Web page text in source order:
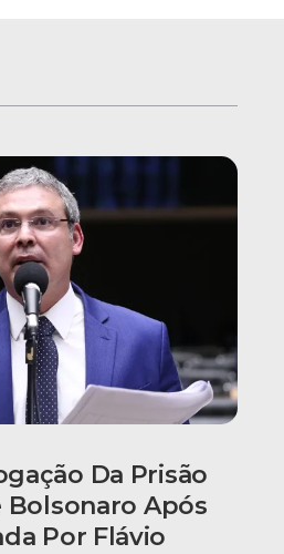
Da Prisão
Bolsonaro Após
Por Flávio